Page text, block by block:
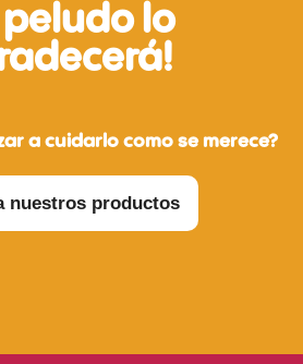
peludo lo
a cuidarlo como se merece?
nuestros productos